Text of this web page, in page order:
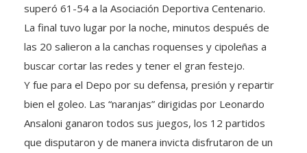
superó 61-54 a la Asociación Deportiva Centenario.
La final tuvo lugar por la noche, minutos después de
las 20 salieron a la canchas roquenses y cipoleñas a
buscar cortar las redes y tener el gran festejo.
Y fue para el Depo por su defensa, presión y repartir
bien el goleo. Las “naranjas” dirigidas por Leonardo
Ansaloni ganaron todos sus juegos, los 12 partidos
que disputaron y de manera invicta disfrutaron de un